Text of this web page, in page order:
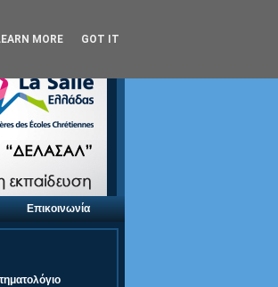
Επικοινωνία
MORE GOT IT